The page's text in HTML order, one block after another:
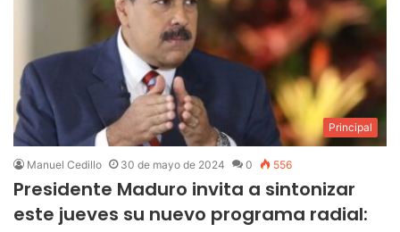
Principal
Manuel Cedillo 30 de mayo de 2024 0 556
Presidente Maduro invita a sintonizar
este jueves su nuevo programa radial: